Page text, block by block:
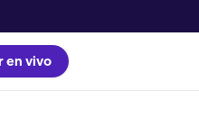
en vivo